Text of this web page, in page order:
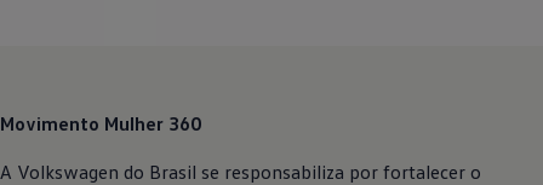
Movimento Mulher 360
A Volkswagen do Brasil se responsabiliza por fortalecer o